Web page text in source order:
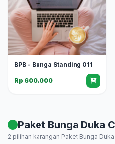
BPB - Bunga Standing 011
Rp 600.000
Paket Bunga Duka
2 pilihan karangan Paket Bunga